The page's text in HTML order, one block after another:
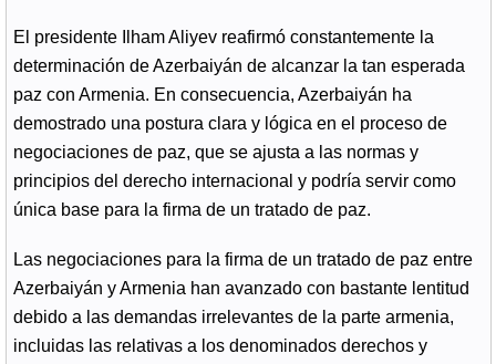
El presidente Ilham Aliyev reafirmó constantemente la
determinación de Azerbaiyán de alcanzar la tan esperada
paz con Armenia. En consecuencia, Azerbaiyán ha
demostrado una postura clara y lógica en el proceso de
negociaciones de paz, que se ajusta a las normas y
principios del derecho internacional y podría servir como
única base para la firma de un tratado de paz.
Las negociaciones para la firma de un tratado de paz entre
Azerbaiyán y Armenia han avanzado con bastante lentitud
debido a las demandas irrelevantes de la parte armenia,
incluidas las relativas a los denominados derechos y